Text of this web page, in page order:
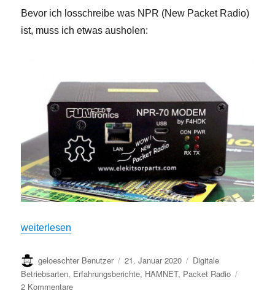
Bevor ich losschreibe was NPR (New Packet Radio)
ist, muss ich etwas ausholen:
„NPR – New Packet Radio“
weiterlesen
Autor
geloeschter Benutzer
Veröffentlicht
am
21. Januar 2020 Kategorien
Digitale
Betriebsarten, Erfahrungsberichte, HAMNET, Packet Radio
2 Kommentarezu